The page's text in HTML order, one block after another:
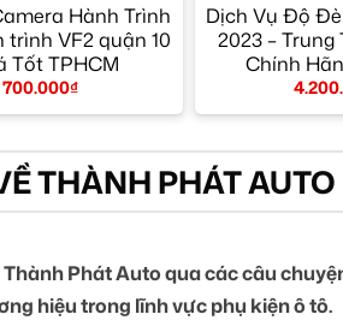
Hành Trình
trình VF2 quận 10
Tốt TPHCM
700.000₫
Dịch Vụ Độ
2023 –
Chính
THÀNH PHÁT AUTO
Phát Auto qua các câu
hiệu trong lĩnh vực phụ kiện ô tô.